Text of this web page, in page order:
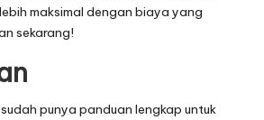
maksimal dengan biaya yang
sekarang!
punya panduan lengkap untuk